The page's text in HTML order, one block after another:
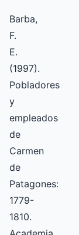
Barba,
F.
E.
(1997).
Pobladores
y
empleados
de
Carmen
de
Patagones:
1779-
1810.